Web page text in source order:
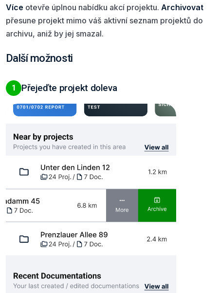
Více otevře úplnou nabídku akcí projektu. Archivovat
přesune projekt mimo váš aktivní seznam projektů do
archivu, aniž by jej smazal.
Další možnosti
1 Přejeďte projekt doleva